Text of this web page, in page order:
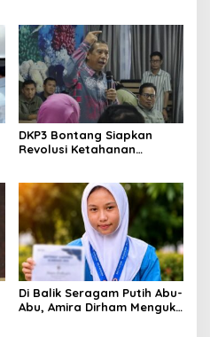
Rakyat
DKP3 Bontang Siapkan
Revolusi Ketahanan
Di Balik Seragam Putih Abu-
Abu, Amira Dirham Mengukir